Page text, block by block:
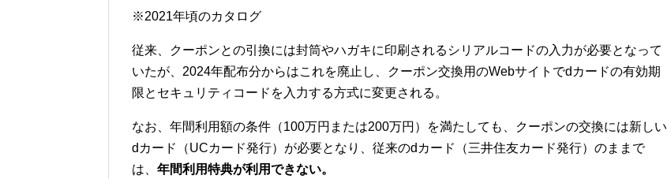
※2021年頃のカタログ
従来、クーポンとの引換には封筒やハガキに印刷されるシリアルコードの入力が必要となって
いたが、2024年配布分からはこれを廃止し、クーポン交換用のWebサイトでdカードの有効期
限とセキュリティコードを入力する方式に変更される。
なお、年間利用額の条件（100万円または200万円）を満たしても、クーポンの交換には新しい
dカード（UCカード発行）が必要となり、従来のdカード（三井住友カード発行）のままで
は、 年間利用特典が利用できない。